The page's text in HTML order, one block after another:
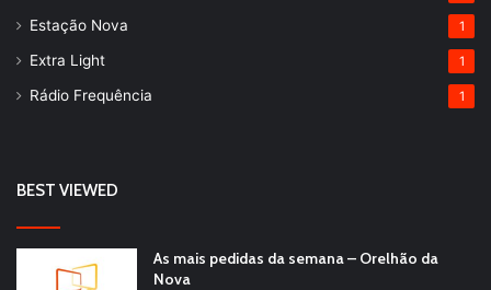
Estação Nova 1
Extra Light 1
Rádio Frequência 1
BEST VIEWED
As mais pedidas da semana – Orelhão da
Nova